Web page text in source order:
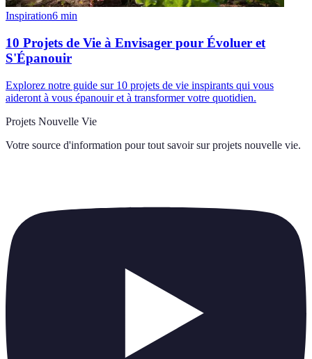
Inspiration6 min
10 Projets de Vie à Envisager pour Évoluer et
S'Épanouir
Explorez notre guide sur 10 projets de vie inspirants qui vous
aideront à vous épanouir et à transformer votre quotidien.
Projets Nouvelle Vie
Votre source d'information pour tout savoir sur projets nouvelle vie.